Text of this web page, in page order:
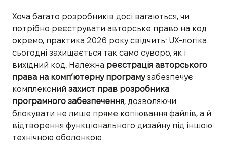
Хоча багато розробників досі вагаються, чи
потрібно реєструвати авторське право на код
окремо, практика 2026 року свідчить: UX-логіка
сьогодні захищається так само суворо, як і
вихідний код. Належна реєстрація авторського
права на комп’ютерну програмузабезпечує
комплексний захист прав розробника
програмного забезпечення, дозволяючи
блокувати не лише пряме копіювання файлів, а й
відтворення функціонального дизайну під іншою
технічною оболонкою.